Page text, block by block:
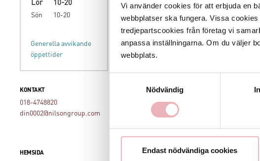
Vi använder cookies för att erbjuda en
webbplatser ska fungera. Vissa
tredjepartscookies från företag vi
anpassa inställningarna. Om du väljer
webbplats.
Nödvändig
Endast nödvändiga cookies
Lör 10-20
Sön 10-20
Generella avvikande
öppettider
KONTAKT
018-4748820
din0002@nilsongroup.com
HEMSIDA
www.skopunkten.se